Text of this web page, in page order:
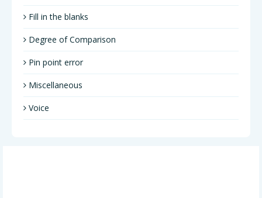
Fill in the blanks
Degree of Comparison
Pin point error
Miscellaneous
Voice